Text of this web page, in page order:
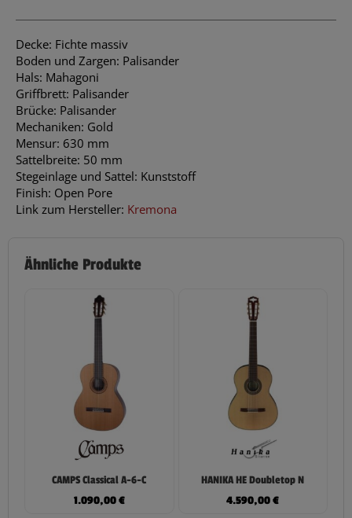
Decke: Fichte massiv
Boden und Zargen: Palisander
Hals: Mahagoni
Griffbrett: Palisander
Brücke: Palisander
Mechaniken: Gold
Mensur: 630 mm
Sattelbreite: 50 mm
Stegeinlage und Sattel: Kunststoff
Finish: Open Pore
Link zum Hersteller: Kremona
Ähnliche Produkte
CAMPS Classical A-6-C
1.090,00€
HANIKA HE Doubletop N
4.590,00€